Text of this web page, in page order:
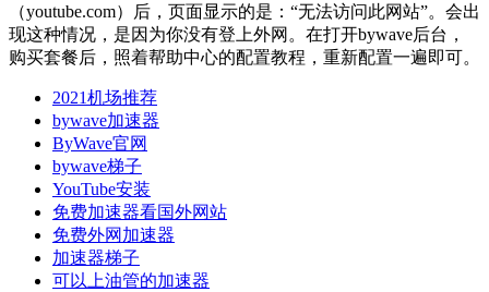
（youtube.com）后，页面显示的是：“无法访问此网站”。会出
现这种情况，是因为你没有登上外网。在打开bywave后台，
购买套餐后，照着帮助中心的配置教程，重新配置一遍即可。
2021机场推荐
bywave加速器
ByWave官网
bywave梯子
YouTube安装
免费加速器看国外网站
免费外网加速器
加速器梯子
可以上油管的加速器